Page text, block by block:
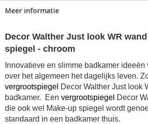
Meer informatie
Decor Walther Just look WR
spiegel - chroom
Innovatieve en slimme badkamer
over het algemeen het dagelijks leven.
vergrootspiegel Decor Walther Just look
badkamer. Een vergrootspiegel Decor
die ook wel Make-up spiegel wordt
standaard in een badkamer thuis.